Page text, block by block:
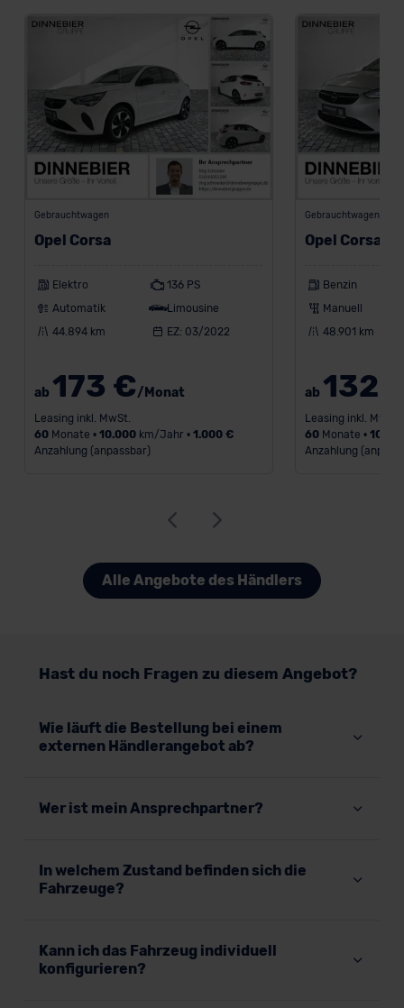
Kommission (Art. 45 Abs. 1 DSGVO), von
Standarddatenschutzklauseln (Art. 46 Abs. 2 lit. c
DSGVO) oder wenn Sie hierzu Ihre Einwilligung freiwillig
erteilen. Nähere Informationen zu den bestehenden
Datenschutzklauseln können Sie über den Kontakt zu
unserem Datenschutzbeauftragten unter
datenschutz@meinauto.de anfordern.
Datenschutzerklärung
Gebrauchtwagen
Opel Corsa
Elektro
136 PS
Automatik
Limousine
44.894 km
EZ: 03/2022
ab 173 €/Monat
Leasing inkl. MwSt.
60Monate • 10.000km/Jahr • 1.000 €
Anzahlung (anpassbar)
Gebrauchtwagen
Opel Corsa
Benzin
Manuell
48.901 km
ab 132
Leasing inkl. MwSt.
60Monate •
Anzahlung
Alle Angebote des Händlers
Hast du noch Fragen zu diesem Angebot?
Wie läuft die Bestellung bei einem
externen Händlerangebot ab?
Wer ist mein Ansprechpartner?
In welchem Zustand befinden sich die
Fahrzeuge?
Kann ich das Fahrzeug individuell
konfigurieren?